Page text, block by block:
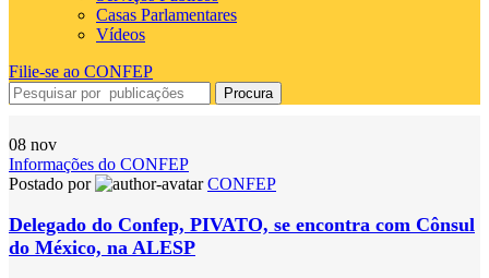
Casas Parlamentares
Vídeos
Filie-se ao CONFEP
Procura
08 nov
Informações do CONFEP
Postado por
CONFEP
Delegado do Confep, PIVATO, se encontra com Cônsul
do México, na ALESP